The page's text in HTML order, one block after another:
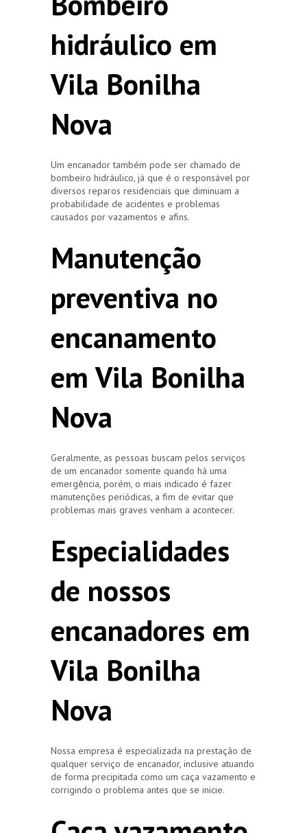
hidráulico em
Vila Bonilha
Nova
Um encanador também pode ser chamado de
bombeiro hidráulico, já que é o responsável por
diversos reparos residenciais que diminuam a
probabilidade de acidentes e problemas
causados por vazamentos e afins.
Manutenção
preventiva no
encanamento
em Vila Bonilha
Nova
Geralmente, as pessoas buscam pelos serviços
de um encanador somente quando há uma
emergência, porém, o mais indicado é fazer
manutenções periódicas, a fim de evitar que
problemas mais graves venham a acontecer.
Especialidades
de nossos
encanadores em
Vila Bonilha
Nova
Nossa empresa é especializada na prestação de
qualquer serviço de encanador, inclusive atuando
de forma precipitada como um caça vazamento e
corrigindo o problema antes que se inicie.